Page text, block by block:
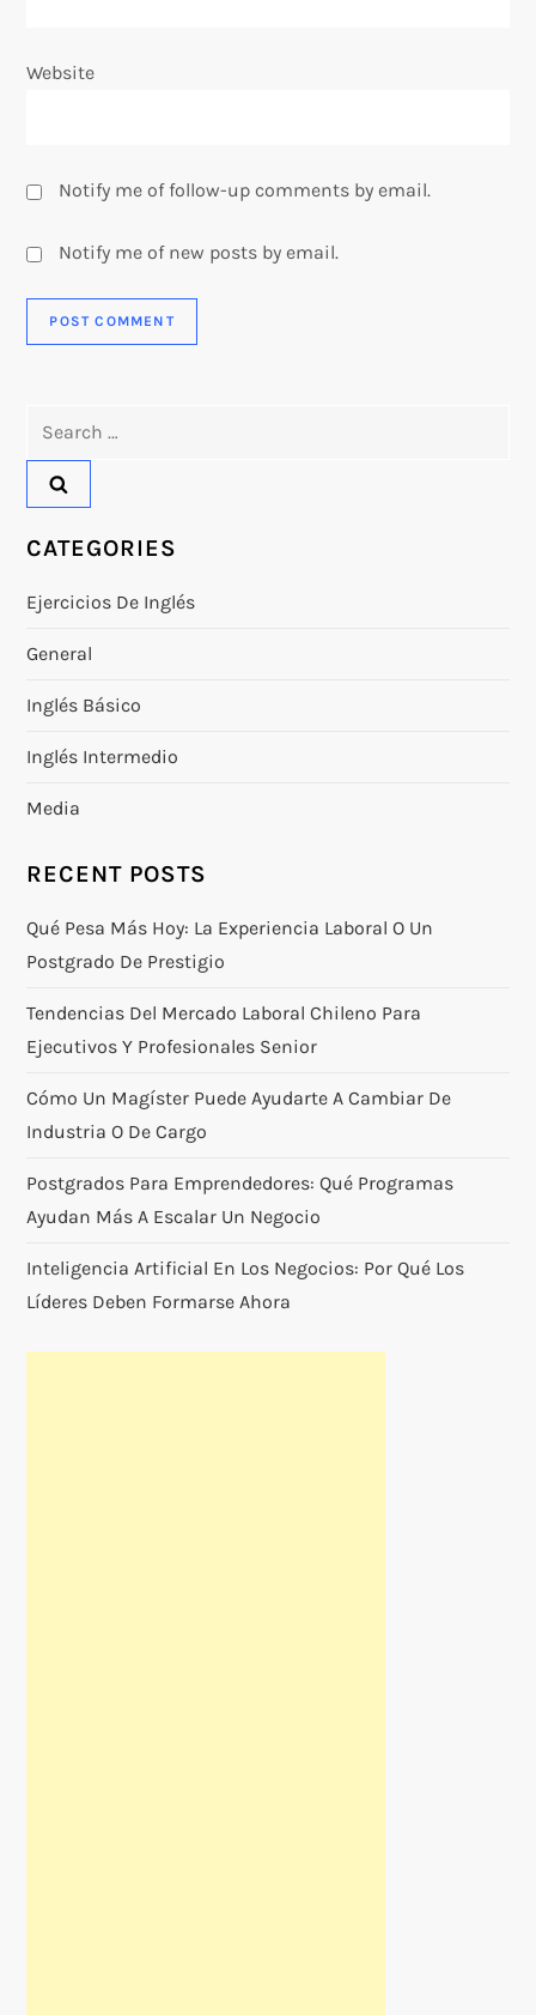
Website
Notify me of follow-up comments by email.
Notify me of new posts by email.
CATEGORIES
Ejercicios De Inglés
General
Inglés Básico
Inglés Intermedio
Media
RECENT POSTS
Qué Pesa Más Hoy: La Experiencia Laboral O Un
Postgrado De Prestigio
Tendencias Del Mercado Laboral Chileno Para
Ejecutivos Y Profesionales Senior
Cómo Un Magíster Puede Ayudarte A Cambiar De
Industria O De Cargo
Postgrados Para Emprendedores: Qué Programas
Ayudan Más A Escalar Un Negocio
Inteligencia Artificial En Los Negocios: Por Qué Los
Líderes Deben Formarse Ahora